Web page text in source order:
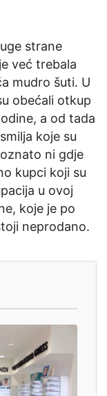
strane
već trebala
mudro šuti. U
obećali otkup
a od tada
koje su
ni gdje
kupci koji su
u ovoj
koje je po
neprodano.